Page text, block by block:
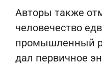
Авторы также
человечество
промышленный
дал первичное